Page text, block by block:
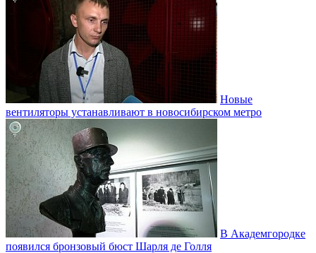
Новые
вентиляторы устанавливают в новосибирском метро
В Академгородке
появился бронзовый бюст Шарля де Голля